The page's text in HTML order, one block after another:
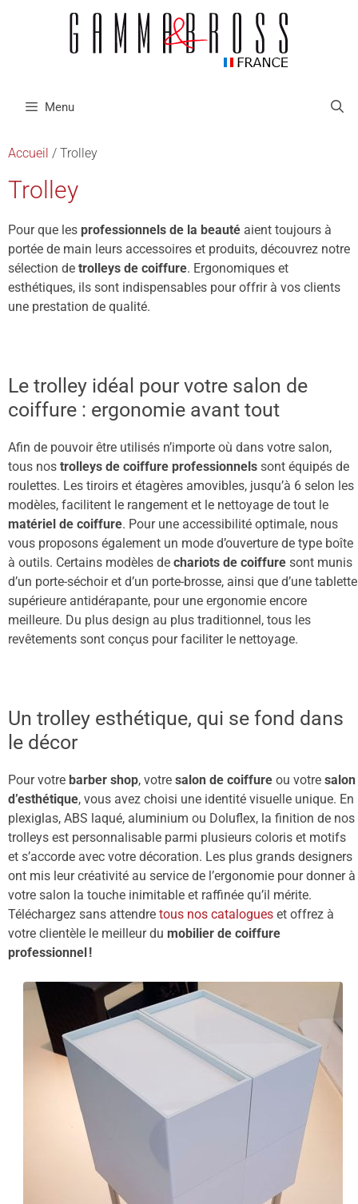
Menu
Accueil / Trolley
Trolley
Pour que les professionnels de la beauté aient toujours à
portée de main leurs accessoires et produits, découvrez notre
sélection de trolleys de coiffure. Ergonomiques et
esthétiques, ils sont indispensables pour offrir à vos clients
une prestation de qualité.
Le trolley idéal pour votre salon de
coiffure : ergonomie avant tout
Afin de pouvoir être utilisés n’importe où dans votre salon,
tous nos trolleys de coiffure professionnels sont équipés de
roulettes. Les tiroirs et étagères amovibles, jusqu’à 6 selon les
modèles, facilitent le rangement et le nettoyage de tout le
matériel de coiffure. Pour une accessibilité optimale, nous
vous proposons également un mode d’ouverture de type boîte
à outils. Certains modèles de chariots de coiffure sont munis
d’un porte-séchoir et d’un porte-brosse, ainsi que d’une tablette
supérieure antidérapante, pour une ergonomie encore
meilleure. Du plus design au plus traditionnel, tous les
revêtements sont conçus pour faciliter le nettoyage.
Un trolley esthétique, qui se fond dans
le décor
Pour votre barber shop, votre salon de coiffure ou votre salon
d’esthétique, vous avez choisi une identité visuelle unique. En
plexiglas, ABS laqué, aluminium ou Doluflex, la finition de nos
trolleys est personnalisable parmi plusieurs coloris et motifs
et s’accorde avec votre décoration. Les plus grands designers
ont mis leur créativité au service de l’ergonomie pour donner à
votre salon la touche inimitable et raffinée qu’il mérite.
Téléchargez sans attendre tous nos catalogues et offrez à
votre clientèle le meilleur du mobilier de coiffure
professionnel !